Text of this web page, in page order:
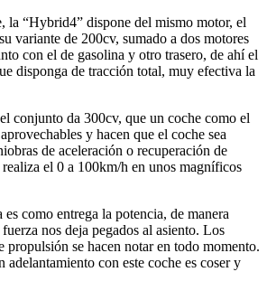
la “Hybrid4” dispone del mismo motor, el
variante de 200cv, sumado a dos motores
con el de gasolina y otro trasero, de ahí el
disponga de tracción total, muy efectiva la
conjunto da 300cv, que un coche como el
y hacen que el coche sea
de aceleración o recuperación de
el 0 a 100km/h en unos magníficos
como entrega la potencia, de manera
nos deja pegados al asiento. Los
propulsión se hacen notar en todo momento.
adelantamiento con este coche es coser y